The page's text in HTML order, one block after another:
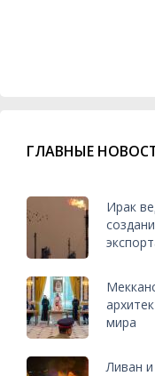
ГЛАВНЫЕ
Ирак
мира
Ливан